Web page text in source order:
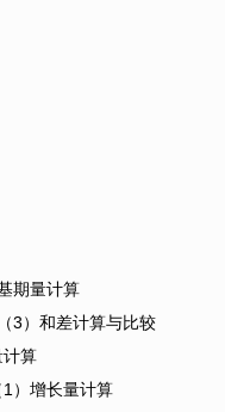
期量计算
3）和差计算与比较
计算
）增长量计算